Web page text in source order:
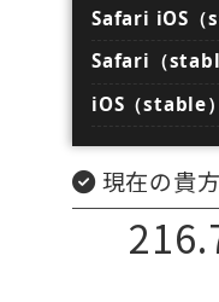
Safari iOS（
Safari（
iOS（stable）
現在の貴